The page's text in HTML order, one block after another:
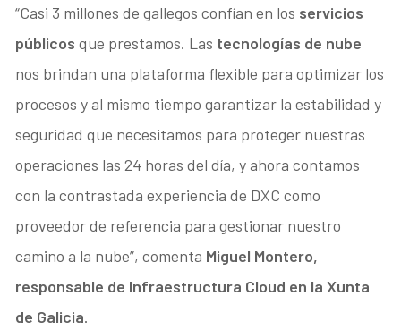
“Casi 3 millones de gallegos confían en los servicios
públicos que prestamos. Las tecnologías de nube
nos brindan una plataforma flexible para optimizar los
procesos y al mismo tiempo garantizar la estabilidad y
seguridad que necesitamos para proteger nuestras
operaciones las 24 horas del día, y ahora contamos
con la contrastada experiencia de DXC como
proveedor de referencia para gestionar nuestro
camino a la nube”, comenta Miguel Montero,
responsable de Infraestructura Cloud en la Xunta
de Galicia.